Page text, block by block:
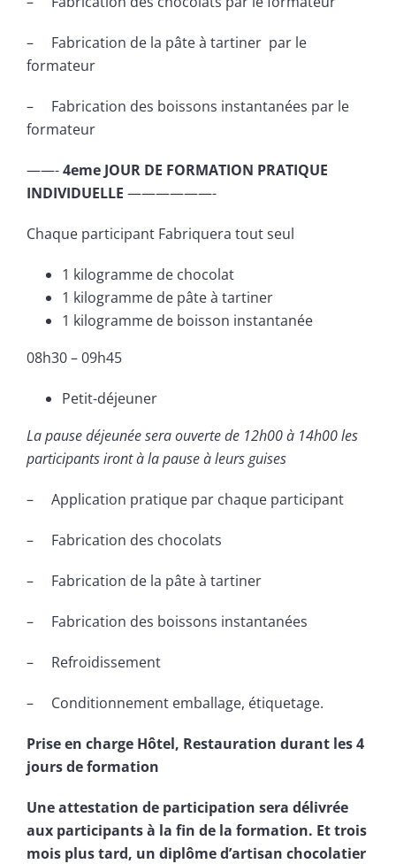
– Fabrication de la pâte à tartiner par le
formateur
– Fabrication des boissons instantanées par le
formateur
——-4eme JOUR DE FORMATION PRATIQUE
INDIVIDUELLE ——————-
Chaque participant Fabriquera tout seul
1 kilogramme de chocolat
1 kilogramme de pâte à tartiner
1 kilogramme de boisson instantanée
08h30 – 09h45
Petit-déjeuner
La pause déjeunée sera ouverte de 12h00 à 14h00 les
participants iront à la pause à leurs guises
– Application pratique par chaque participant
– Fabrication des chocolats
– Fabrication de la pâte à tartiner
– Fabrication des boissons instantanées
– Refroidissement
– Conditionnement emballage, étiquetage.
Prise en charge Hôtel, Restauration durant les 4
jours de formation
Une attestation de participation sera délivrée
aux participants à la fin de la formation. Et trois
mois plus tard, un diplôme d’artisan chocolatier